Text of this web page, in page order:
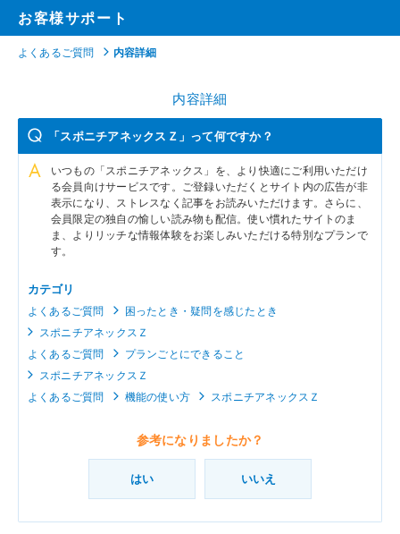
お客様サポート
よくあるご質問 内容詳細
内容詳細
「スポニチアネックスＺ」って何ですか？
いつもの「スポニチアネックス」を、より快適にご利用いただけ
る会員向けサービスです。ご登録いただくとサイト内の広告が非
表示になり、ストレスなく記事をお読みいただけます。さらに、
会員限定の独自の愉しい読み物も配信。使い慣れたサイトのま
ま、よりリッチな情報体験をお楽しみいただける特別なプランで
す。
カテゴリ
よくあるご質問
困ったとき・疑問を感じたとき
スポニチアネックスＺ
よくあるご質問
プランごとにできること
スポニチアネックスＺ
よくあるご質問
機能の使い方 スポニチアネックスＺ
参考になりましたか？
はい いいえ